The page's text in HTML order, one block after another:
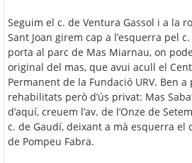
Seguim el c. de Ventura Gassol i a la
Sant Joan girem cap a l’esquerra pel
porta al parc de Mas Miarnau, on
original del mas, que avui acull el
Permanent de la Fundació URV. Ben
rehabilitats però d’ús privat: Mas
d’aquí, creuem l’av. de l’Onze de
c. de Gaudí, deixant a mà esquerra el
de Pompeu Fabra.